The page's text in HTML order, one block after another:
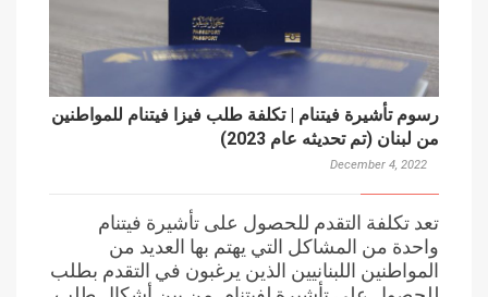
رسوم تأشيرة فيتنام | تكلفة طلب فيزا فيتنام للمواطنين
من لبنان (تم تحديثه عام 2023)
December 4, 2022
تعد تكلفة التقدم للحصول على تأشيرة فيتنام
واحدة من المشاكل التي يهتم بها العديد من
المواطنين اللبنانيين الذين يرغبون في التقدم بطلب